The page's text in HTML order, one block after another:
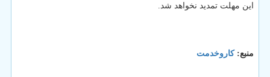
این مهلت تمدید نخواهد شد.
منبع:كاروخدمت